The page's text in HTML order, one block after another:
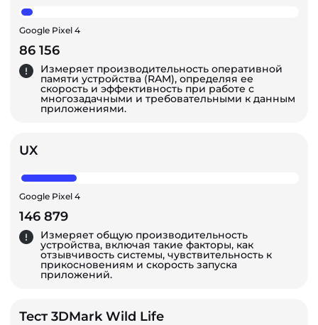
Google Pixel 4
86 156
Измеряет производительность оперативной
памяти устройства (RAM), определяя ее
скорость и эффективность при работе с
многозадачными и требовательными к данным
приложениями.
UX
Google Pixel 4
146 879
Измеряет общую производительность
устройства, включая такие факторы, как
отзывчивость системы, чувствительность к
прикосновениям и скорость запуска
приложений.
Тест 3DMark Wild Life